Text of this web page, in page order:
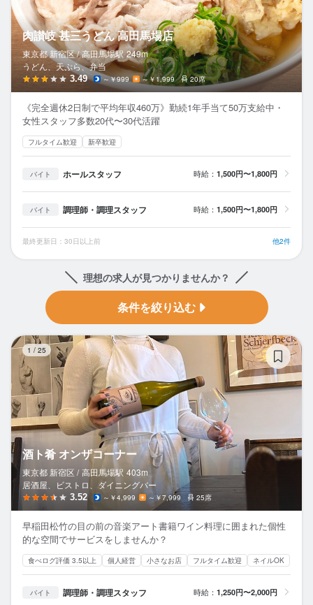
肉讃岐 甚三うどん 高田馬場店
東京都 新宿区 / 高田馬場駅 249m
うどん、天ぷら、弁当
3.49 ～￥999 ～￥1,999 20席
《完全週休2日制で平均年収460万》勤続1年手当て50万支給中・
女性スタッフ多数20代〜30代活躍
フルタイム歓迎 新卒歓迎
バイト ホールスタッフ 時給： 1,500円〜1,800円
バイト 調理師・調理スタッフ 時給： 1,500円〜1,800円
最終更新日：30日以上前 他2件
理想の求人が見つかりませんか？
条件を絞り込む
1 / 25
酒ト肴 オンザコーナー
東京都 新宿区 / 高田馬場駅 403m
居酒屋、ビストロ、ダイニングバー
3.52 ～￥4,999 ～￥7,999 25席
早稲田松竹の目の前の音楽アート書籍ワイン料理に囲まれた個性
的な空間でサービスをしませんか？
食べログ評価 3.5以上 個人経営 小さなお店 フルタイム歓迎 ネイルOK
バイト 調理師・調理スタッフ 時給： 1,250円〜2,000円